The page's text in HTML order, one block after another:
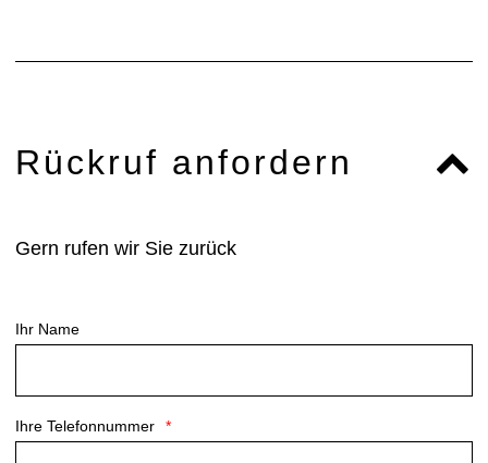
Rückruf anfordern
Gern rufen wir Sie zurück
Ihr Name
Ihre Telefonnummer